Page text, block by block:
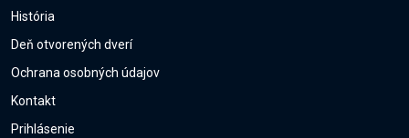
História
Deň otvorených dverí
Ochrana osobných údajov
Kontakt
Prihlásenie